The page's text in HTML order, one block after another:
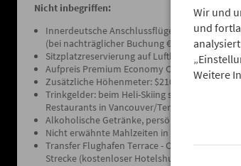
Nicht inbegriffen:
Innerdeutsche Anschlussflüge je nach
(bei nachträglicher Buchung € 45,- Aufpreis
Sitzplatzreservierung auf Lufthansa und Air
Aufpreis Premium Economy Class bzw.
Zusätzliche Höhenmeter: $210,- zzgl. 5%
Trinkgelder: beim Heli-Skiing sind $90 pro
Restaurants in Vancouver/Terrace wird mit 15-
Alkoholische Getränke, persönliche Ausgaben
Nicht erwähnte Mahlzeiten in Vancouver und
Transfer Flughafen Terrace - Comfort Inn
Strecke (kostenloser Hotelshuttel bis 22:00 Uhr)
Wir und
und
Weitere